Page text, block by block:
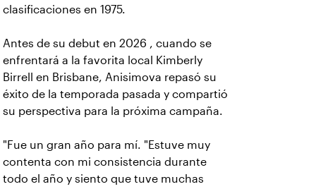
clasificaciones en 1975.
Antes de su debut en 2026 , cuando se
enfrentará a la favorita local Kimberly
Birrell en Brisbane, Anisimova repasó su
éxito de la temporada pasada y compartió
su perspectiva para la próxima campaña.
"Fue un gran año para mí. "Estuve muy
contenta con mi consistencia durante
todo el año y siento que tuve muchas